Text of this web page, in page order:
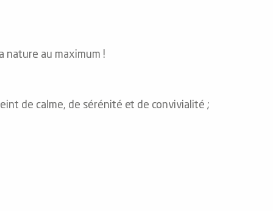
nature au maximum !
de calme, de sérénité et de convivialité ;